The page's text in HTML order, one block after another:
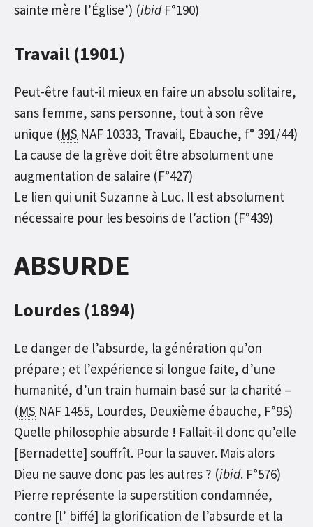
sainte mère l’Église’) (ibidF°190)
Travail (1901)
Peut-être faut-il mieux en faire un absolu solitaire,
sans femme, sans personne, tout à son rêve
unique (MS NAF 10333, Travail, Ebauche, f° 391/44)
La cause de la grève doit être absolument une
augmentation de salaire (F°427)
Le lien qui unit Suzanne à Luc. Il est absolument
nécessaire pour les besoins de l’action (F°439)
ABSURDE
Lourdes (1894)
Le danger de l’absurde, la génération qu’on
prépare ; et l’expérience si longue faite, d’une
humanité, d’un train humain basé sur la charité –
(MS NAF 1455, Lourdes, Deuxième ébauche, F°95)
Quelle philosophie absurde ! Fallait-il donc qu’elle
[Bernadette] souffrît. Pour la sauver. Mais alors
Dieu ne sauve donc pas les autres ? (ibid. F°576)
Pierre représente la superstition condamnée,
contre [l’ biffé] la glorification de l’absurde et la